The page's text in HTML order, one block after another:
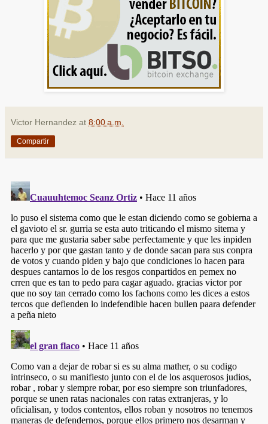
Victor Hernandez at 8:00 a.m.
Compartir